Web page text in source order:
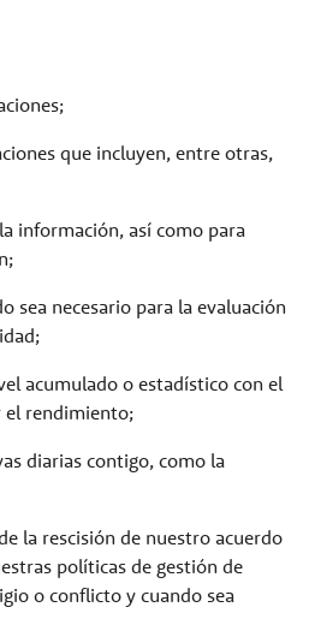
que incluyen, entre otras,
información, así como para
sea necesario para la evaluación
acumulado o estadístico con el
el rendimiento;
diarias contigo, como la
la rescisión de nuestro acuerdo
políticas de gestión de
o conflicto y cuando sea